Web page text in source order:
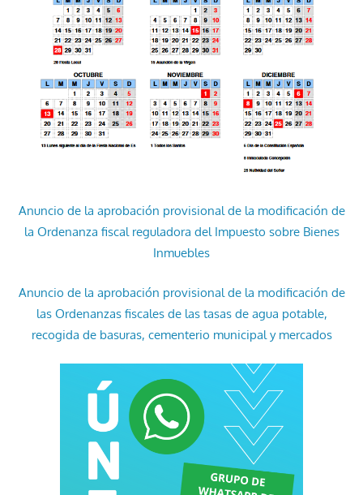
Anuncio de la aprobación provisional de la modificación de
la Ordenanza fiscal reguladora del Impuesto sobre Bienes
Inmuebles
Anuncio de la aprobación provisional de la modificación de
las Ordenanzas fiscales de las tasas de agua potable,
recogida de basuras, cementerio municipal y mercados